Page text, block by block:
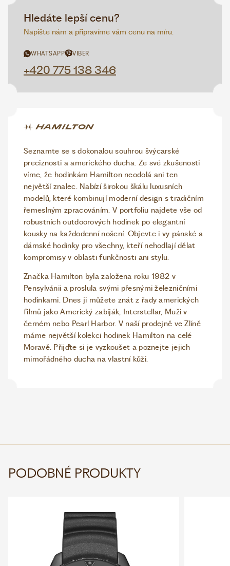
Hledáte lepší cenu?
Napište nám a připravíme vám cenu na míru.
WHATSAPP VIBER
+420 775 138 346
Seznamte se s dokonalou souhrou švýcarské
preciznosti a amerického ducha. Ze své zkušenosti
víme, že hodinkám Hamilton neodolá ani ten
největší znalec. Nabízí širokou škálu luxusních
modelů, které kombinují moderní design s tradičním
řemeslným zpracováním. V portfoliu najdete vše od
robustních outdoorových hodinek po elegantní
kousky na každodenní nošení. Objevte i vy pánské a
dámské hodinky pro všechny, kteří nehodlají dělat
kompromisy v oblasti funkčnosti ani stylu.
Značka Hamilton byla založena roku 1982 v
Pensylvánii a proslula svými přesnými železničními
hodinkami. Dnes ji můžete znát z řady amerických
filmů jako Americký zabiják, Interstellar, Muži v
černém nebo Pearl Harbor. V naší prodejně ve Zlíně
máme největší kolekci hodinek Hamilton na celé
Moravě. Přijďte si je vyzkoušet a poznejte jejich
mimořádného ducha na vlastní kůži.
PODOBNÉ PRODUKTY